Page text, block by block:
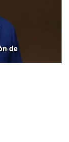
de